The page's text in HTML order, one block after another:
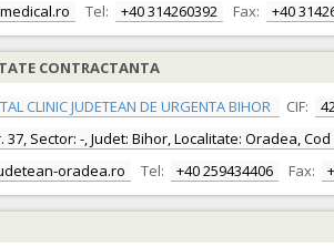
Tel: +40 314260392 Fax: +40
CONTRACTANTA
CLINIC JUDETEAN DE URGENTA BIHOR CIF:
37, Sector: -, Judet: Bihor, Localitate: Oradea,
oradea.ro Tel: +40 259434406 Fax: